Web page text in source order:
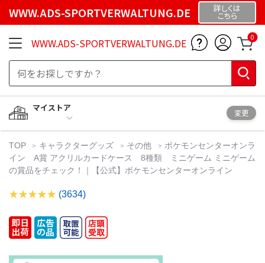
WWW.ADS-SPORTVERWALTUNG.DE 詳しくは
こちら
WWW.ADS-SPORTVERWALTUNG.DE 0
マイストア
変更
TOP キャラクターグッズ その他
ポケモンセンターオンラ
イン A賞 アクリルカードケース 8種類 ミニゲーム ミニゲーム
の賞品をチェック！｜【公式】ポケモンセンターオンライン
(3634)